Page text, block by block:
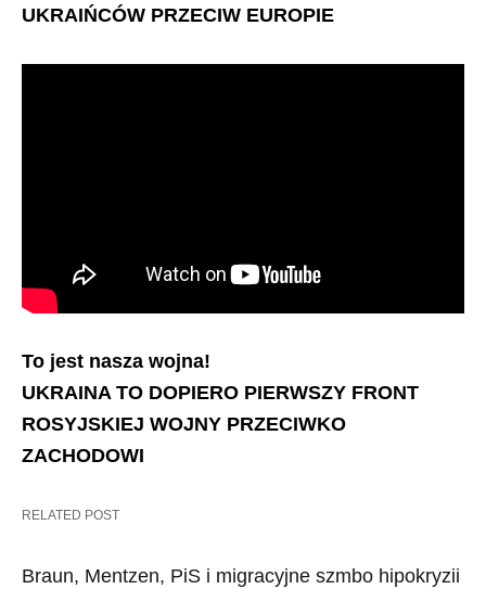
UKRAIŃCÓW PRZECIW EUROPIE
To jest nasza wojna!
UKRAINA TO DOPIERO PIERWSZY FRONT
ROSYJSKIEJ WOJNY PRZECIWKO
ZACHODOWI
RELATED POST
Braun, Mentzen, PiS i migracyjne szmbo hipokryzii